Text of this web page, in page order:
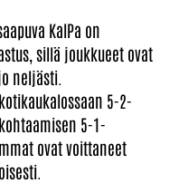
KalPa on
sillä joukkueet ovat
neljästi.
5-2-
5-1-
ovat voittaneet